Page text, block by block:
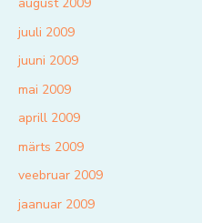
august 2009
juuli 2009
juuni 2009
mai 2009
aprill 2009
märts 2009
veebruar 2009
jaanuar 2009